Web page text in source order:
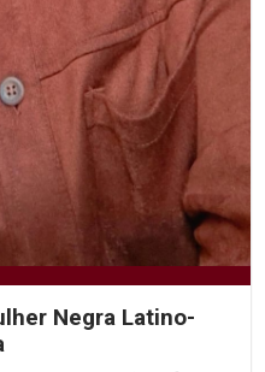
Negra Latino-